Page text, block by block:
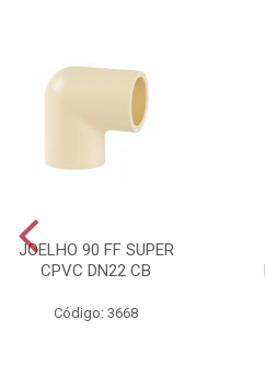
JOELHO 90 FF SUPER
CPVC DN22 CB
Código: 3668